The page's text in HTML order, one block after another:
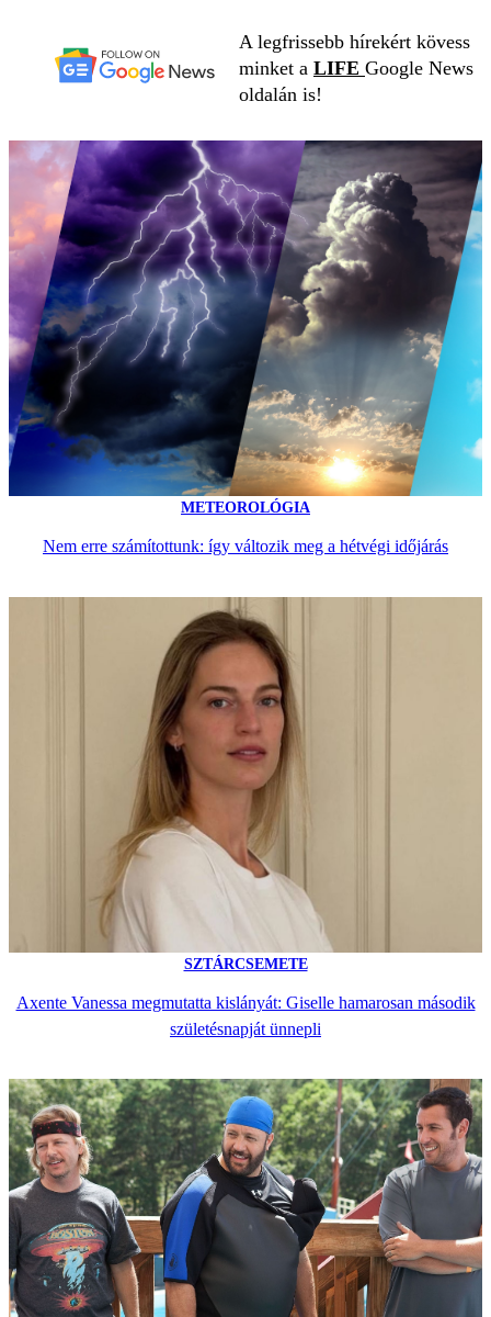
A legfrissebb hírekért kövess
minket a LIFE Google News
oldalán is!
METEOROLÓGIA
Nem erre számítottunk: így változik meg a hétvégi időjárás
SZTÁRCSEMETE
Axente Vanessa megmutatta kislányát: Giselle hamarosan második
születésnapját ünnepli